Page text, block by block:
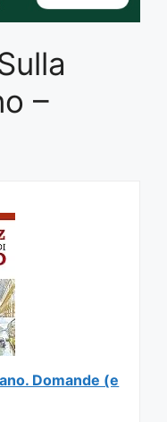
–
Domande (e